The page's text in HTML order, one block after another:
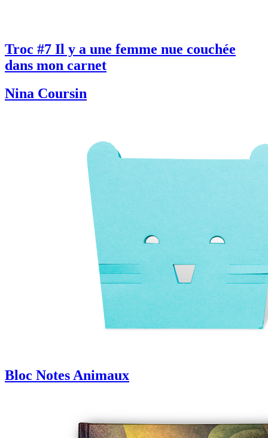
Troc #7 Il y a une femme nue couchée
dans mon carnet
Nina Coursin
Bloc Notes Animaux